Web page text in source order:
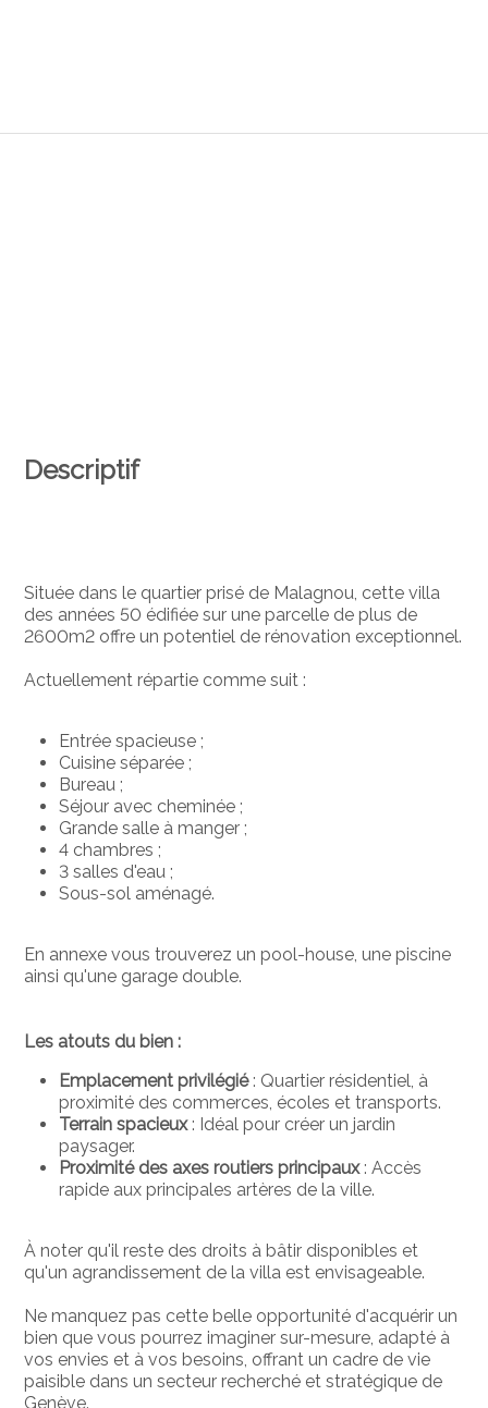
Descriptif
Située dans le quartier prisé de Malagnou, cette villa
des années 50 édifiée sur une parcelle de plus de
2600m2 offre un potentiel de rénovation exceptionnel.
Actuellement répartie comme suit :
Entrée spacieuse ;
Cuisine séparée ;
Bureau ;
Séjour avec cheminée ;
Grande salle à manger ;
4 chambres ;
3 salles d'eau ;
Sous-sol aménagé.
En annexe vous trouverez un pool-house, une piscine
ainsi qu'une garage double.
Les atouts du bien :
Emplacement privilégié: Quartier résidentiel, à
proximité des commerces, écoles et transports.
Terrain spacieux: Idéal pour créer un jardin
paysager.
Proximité des axes routiers principaux: Accès
rapide aux principales artères de la ville.
À noter qu'il reste des droits à bâtir disponibles et
qu'un agrandissement de la villa est envisageable.
Ne manquez pas cette belle opportunité d'acquérir un
bien quevous pourrez imaginer sur-mesure, adapté à
vos envies et à vos besoins, offrant un cadre de vie
paisible dans un secteur recherché et stratégique de
Genève.